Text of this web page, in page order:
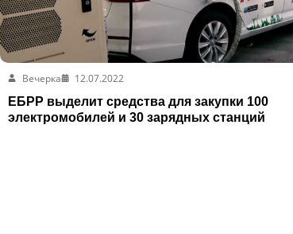
Вечерка
12.07.2022
ЕБРР выделит средства для закупки 100
электромобилей и 30 зарядных станций